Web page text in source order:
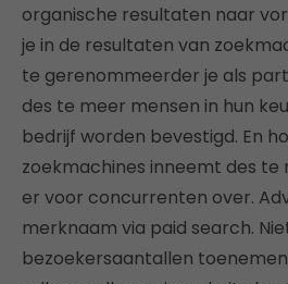
organische resultaten naar
je in de resultaten van
te gerenommeerder je als
des te meer mensen in hun
bedrijf worden bevestigd. En
zoekmachines inneemt des
er voor concurrenten over.
merknaam via paid search.
bezoekersaantallen